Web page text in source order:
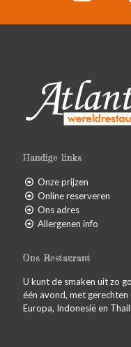
Handige links
Onze prijzen
Online reserveren
Ons adres
Allergenen info
Ons Restaurant
U kunt de smaken uit zo
één avond, met
Europa, Indonesië en